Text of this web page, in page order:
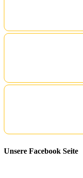
Unsere Facebook Seite